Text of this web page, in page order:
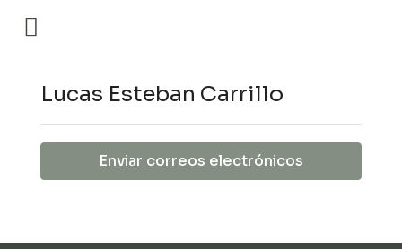
Lucas Esteban Carrillo
Enviar correos electrónicos